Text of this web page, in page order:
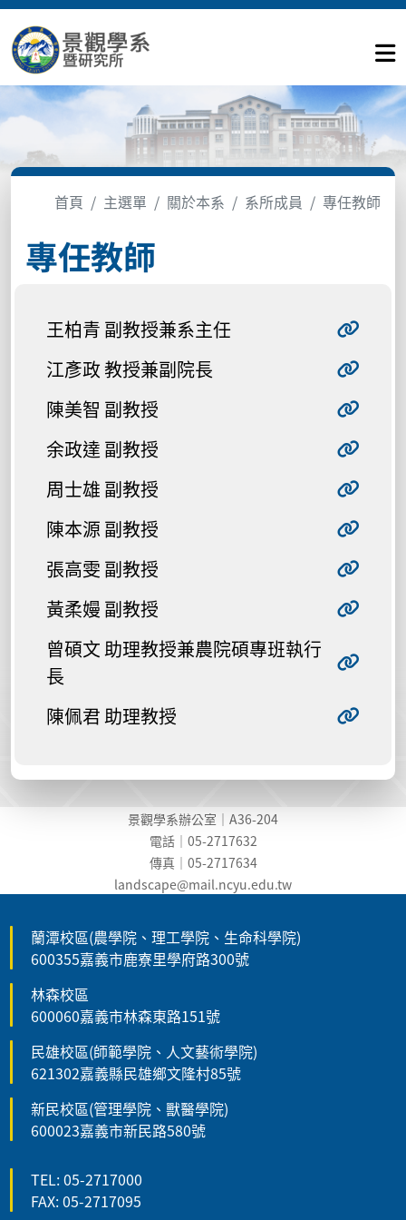
首頁 主選單 關於本系 系所成員 專任教師
專任教師
王柏青 副教授兼系主任
江彥政 教授兼副院長
陳美智 副教授
余政達 副教授
周士雄 副教授
陳本源 副教授
張高雯 副教授
黃柔嫚 副教授
曾碩文 助理教授兼農院碩專班執行
長
陳佩君 助理教授
景觀學系辦公室｜A36-204
電話｜05-2717632
傳真｜05-2717634
landscape@mail.ncyu.edu.tw
蘭潭校區(農學院、理工學院、生命科學院)
600355嘉義市鹿寮里學府路300號
林森校區
600060嘉義市林森東路151號
民雄校區(師範學院、人文藝術學院)
621302嘉義縣民雄鄉文隆村85號
新民校區(管理學院、獸醫學院)
600023嘉義市新民路580號
TEL: 05-2717000
FAX: 05-2717095